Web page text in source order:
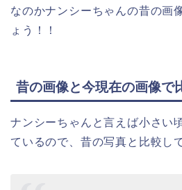
なのかナンシーちゃんの昔の画
ょう！！
昔の画像と今現在の画像で
ナンシーちゃんと言えば小さい
ているので、昔の写真と比較し